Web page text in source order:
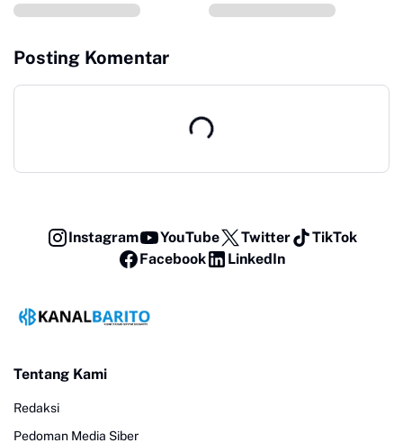
Posting Komentar
Instagram YouTube Twitter
TikTok
Facebook
LinkedIn
Tentang Kami
Redaksi
Pedoman Media Siber